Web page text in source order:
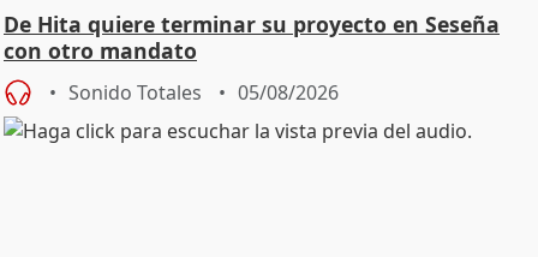
De Hita quiere terminar su proyecto en Seseña
con otro mandato
Sonido Totales 05/08/2026